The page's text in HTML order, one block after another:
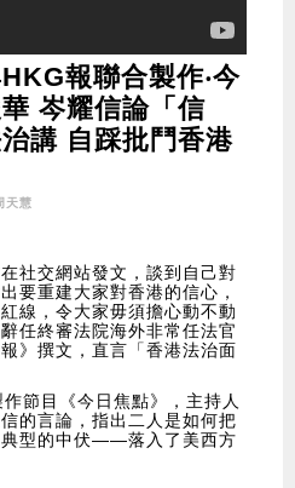
HKG報聯合製作‧今
岑耀信論「信
講 自踩批鬥香港
天慧
社交網站發文，談到自己對
要重建大家對香港的信心，
線，令大家毋須擔心動不動
任終審法院海外非常任法官
》撰文，直言「香港法治面
節目《今日焦點》，主持人
的言論，指出二人是如何把
典型的中伏——落入了美西方